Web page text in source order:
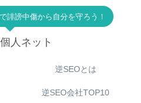
誹謗中傷から自分を守ろう！
人ネット
逆SEOとは
逆SEO会社TOP10